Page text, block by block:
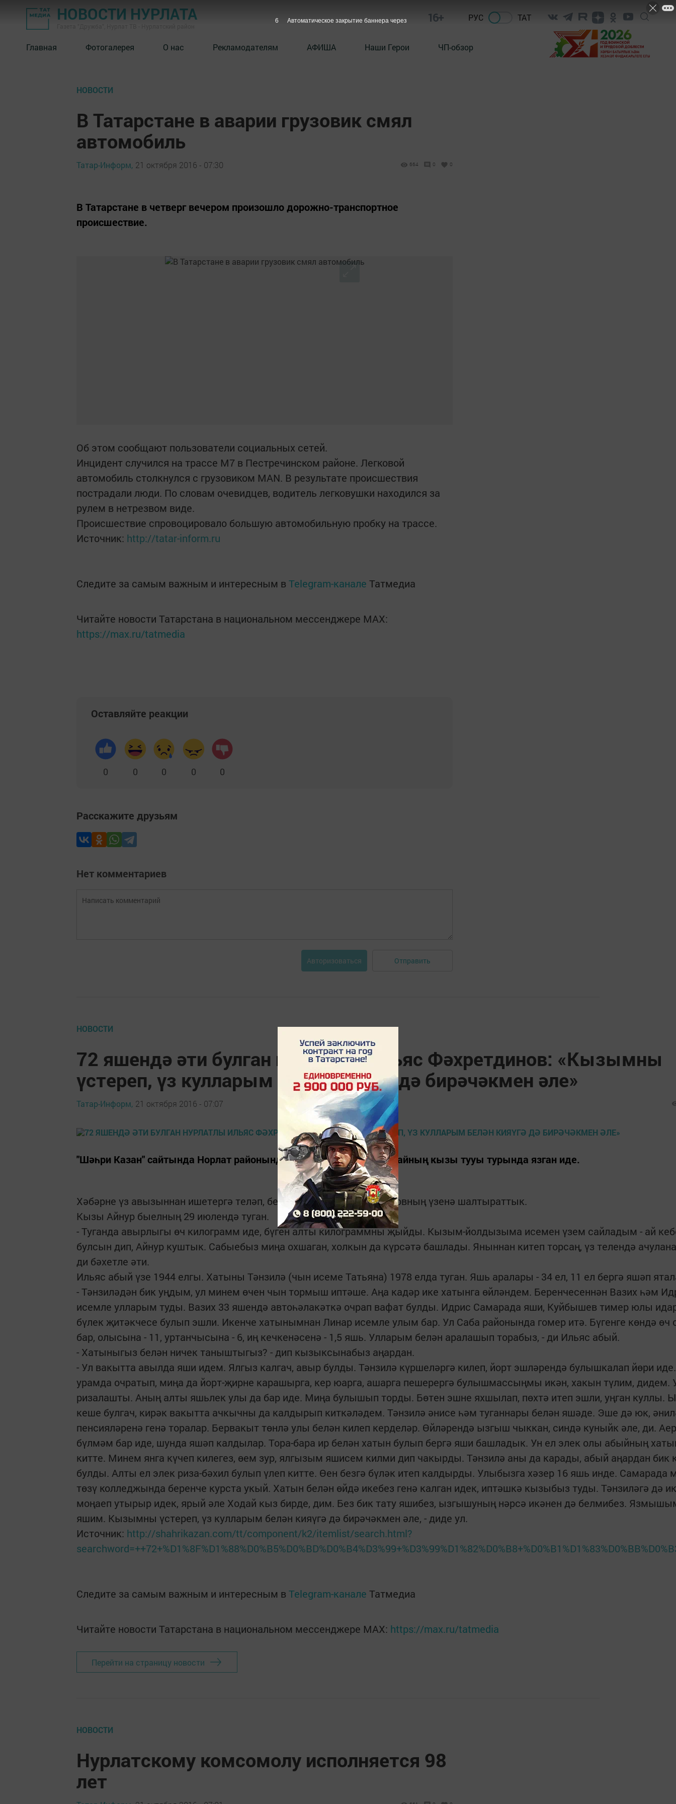
НОВОСТИ НУРЛАТА 16+ РУС ТАТ
Главная Фотогалерея О нас Рекламодателям АФИША Наши Герои ЧП-обзор
НОВОСТИ
В Татарстане в аварии грузовик смял
автомобиль
Татар-Информ, 21 октября 2016 - 07:30 664 0 0
В Татарстане в четверг вечером произошло дорожно-транспортное
происшествие.
Об этом сообщают пользователи социальных сетей.
Инцидент случился на трассе М7 в Пестречинском районе. Легковой
автомобиль столкнулся с грузовиком MAN. В результате происшествия
пострадали люди. По словам очевидцев, водитель легковушки находился за
рулем в нетрезвом виде.
Происшествие спровоцировало большую автомобильную пробку на трассе.
Источник: http://tatar-inform.ru
Следите за самым важным и интересным в Telegram-канале Татмедиа
Читайте новости Татарстана в национальном мессенджере MАХ:
https://max.ru/tatmedia
Оставляйте реакции
0 0 0 0 0
Расскажите друзьям
Нет комментариев
Авторизоваться Отправить
НОВОСТИ
72 яшендә әти булган нурлатлы Ильяс Фәхретдинов: «Кызымны
үстереп, үз кулларым белән кияүгә дә бирәчәкмен әле»
Татар-Информ, 21 октября 2016 - 07:07
"Шәһри Казан" сайтында Норлат районында яшәүче 72 яшьлек бабайның кызы тууы турында язган иде.
Хәбәрне үз авызыннан ишетергә теләп, без Ильяс абый Фәхретдиновның үзенә шалтыраттык.
Кызы Айнур быелның 29 июлендә туган.
- Туганда авырлыгы өч килограмм иде, бүген алты килограммны җыйды. Кызым-йолдызыма исемен үзем сайладым - ай
булсын дип, Айнур куштык. Сабыебыз миңа охшаган, холкын да күрсәтә башлады. Яныннан китеп торсаң, үз телендә
ди бәхетле әти.
Ильяс абый үзе 1944 елгы. Хатыны Тәнзилә (чын исеме Татьяна) 1978 елда туган. Яшь аралары - 34 ел, 11 ел бергә яшәп
- Тәнзиләдән бик уңдым, ул минем өчен чын тормыш иптәше. Аңа кадәр ике хатынга өйләндем. Беренчесеннән Вазих һәм
исемле улларым туды. Вазих 33 яшендә автоһәлакәткә очрап вафат булды. Идрис Самарада яши, Куйбышев тимер юлы
бүлек җитәкчесе булып эшли. Икенче хатынымнан Линар исемле улым бар. Ул Саба районында гомер итә. Бүгенге көндә
бар, олысына - 11, уртанчысына - 6, иң кечкенәсенә - 1,5 яшь. Улларым белән аралашып торабыз, - ди Ильяс абый.
- Хатыныгыз белән ничек таныштыгыз? - дип кызыксынабыз аңардан.
- Ул вакытта авылда яши идем. Ялгыз калгач, авыр булды. Тәнзилә күршеләргә килеп, йорт эшләрендә булышкалап йөри
урамда очратып, миңа да йорт-җирне карашырга, кер юарга, ашарга пешерергә булышмассыңмы икән, хакын түлим, дидем.
ризалашты. Аның алты яшьлек улы да бар иде. Миңа булышып торды. Бөтен эшне яхшылап, пөхтә итеп эшли, уңган куллы.
кеше булгач, кирәк вакытта ачкычны да калдырып киткәләдем. Тәнзилә әнисе һәм туганнары белән яшәде. Эше дә юк,
пенсияләренә генә торалар. Бервакыт төнлә улы белән килеп керделәр. Өйләрендә ызгыш чыккан, синдә куныйк әле, ди.
бүлмәм бар иде, шунда яшәп калдылар. Тора-бара ир белән хатын булып бергә яши башладык. Ун ел элек олы абыйның
китте. Минем янга күчеп килегез, өем зур, ялгызым яшисем килми дип чакырды. Тәнзилә аны да карады, абый аңардан бик
булды. Алты ел элек риза-бәхил булып үлеп китте. Өен безгә бүләк итеп калдырды. Улыбызга хәзер 16 яшь инде. Самарада
төзү колледжында беренче курста укый. Хатын белән өйдә икебез генә калган идек, иптәшкә кызыбыз туды. Тәнзиләгә дә
моңаеп утырыр идек, ярый әле Ходай кыз бирде, дим. Без бик тату яшибез, ызгышуның нәрсә икәнен дә белмибез.
яшим. Кызымны үстереп, үз кулларым белән кияүгә дә бирәчәкмен әле, - диде ул.
Источник: http://shahrikazan.com/tt/component/k2/itemlist/search.html?
Следите за самым важным и интересным в Telegram-канале Татмедиа
Читайте новости Татарстана в национальном мессенджере MАХ: https://max.ru/tatmedia
Перейти на страницу новости
НОВОСТИ
Нурлатскому комсомолу исполняется 98
лет
5 Автоматическое закрытие баннера через